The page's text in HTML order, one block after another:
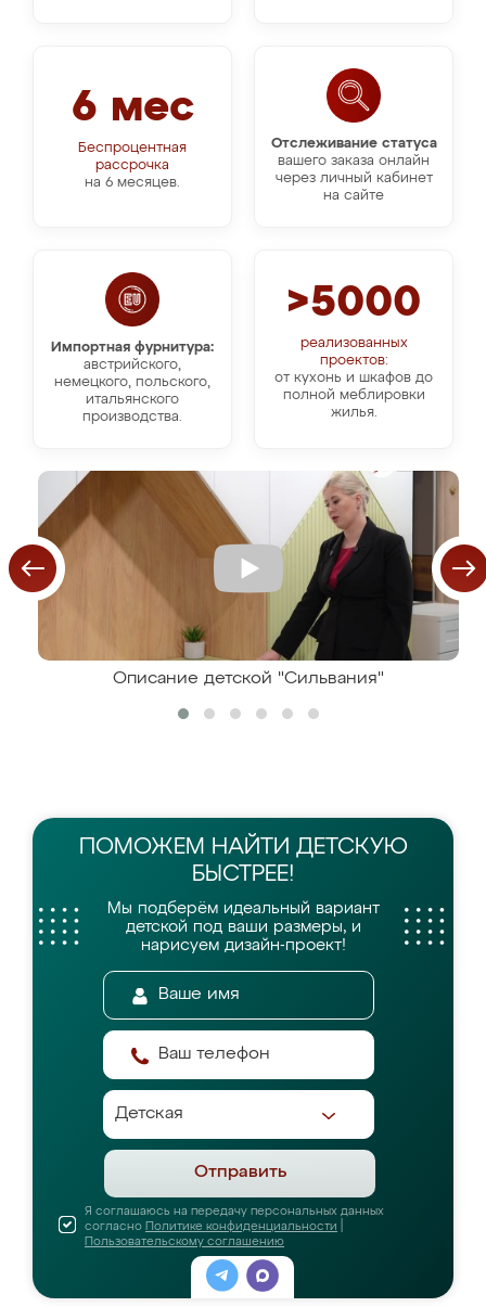
Отслеживание статуса
вашего заказа онлайн
через личный кабинет
на сайте
6 мес
Беспроцентная
рассрочка
на 6 месяцев.
Импортная фурнитура:
австрийского,
немецкого, польского,
итальянского
производства.
>5000
реализованных
проектов:
от кухонь и шкафов до
полной меблировки
жилья.
Описание детской "Сильвания"
ПОМОЖЕМ НАЙТИ ДЕТСКУЮ
БЫСТРЕЕ!
Мы подберём идеальный вариант
детской под ваши размеры, и
нарисуем дизайн-проект!
Отправить
Я соглашаюсь на передачу персональных данных
согласно Политике конфиденциальности
Пользовательскому соглашению